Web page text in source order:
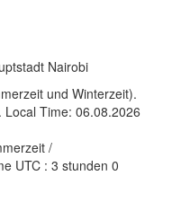
Nairobi
und Winterzeit).
. Local Time: 06.08.2026
/
UTC : 3 stunden 0